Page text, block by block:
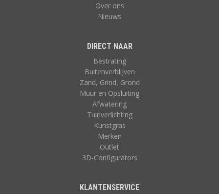
Over ons
Nieuws
DIRECT NAAR
Bestrating
Buitenverblijven
Zand, Grind, Grond
Muur en Opsluiting
Afwatering
Tuinverlichting
Kunstgras
Merken
Outlet
3D-Configurators
KLANTENSERVICE